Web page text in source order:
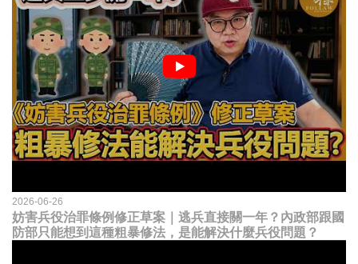
2026-06-26
妨害兵役治罪條例修正草案｜逃兵直接關一年？內政部跟國
防部只能想到這種粗暴修法，是能解決什麼兵役問題？